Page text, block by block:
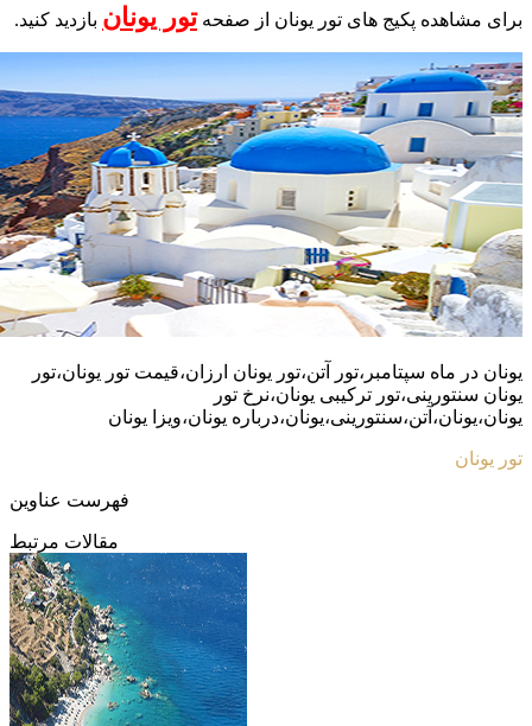
برای مشاهده پکیج های تور یونان از صفحهتور یونان بازدید کنید.
یونان در ماه سپتامبر،تور آتن،تور یونان ارزان،قیمت تور یونان،تور
یونان سنتورینی،تور ترکیبی یونان،نرخ تور
یونان،یونان،آتن،سنتورینی،یونان،درباره یونان،ویزا یونان
تور یونان
فهرست عناوین
مقالات مرتبط